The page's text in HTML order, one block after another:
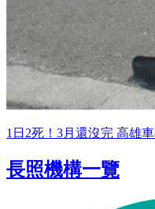
1日2死！3月還沒完 高雄
長照機構一覽